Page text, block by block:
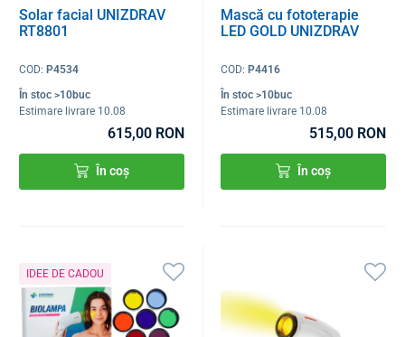
Solar facial UNIZDRAV
RT8801
COD: P4534
În stoc >10buc
Estimare livrare 10.08
615,00 RON
În coș
Mască cu fototerapie
LED GOLD UNIZDRAV
COD: P4416
În stoc >10buc
Estimare livrare 10.08
515,00 RON
În coș
IDEE DE CADOU